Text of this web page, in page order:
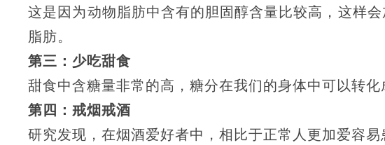
这是因为动物脂肪中含有的胆固醇含量比较高，这样
脂肪。
第三：少吃甜食
甜食中含糖量非常的高，糖分在我们的身体中可以转
第四：戒烟戒酒
研究发现，在烟酒爱好者中，相比于正常人更加爱容易